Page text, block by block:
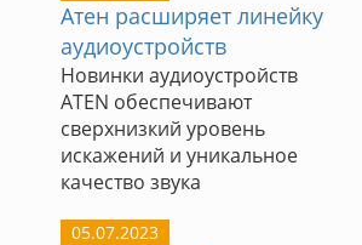
Атен расширяет линейку
аудиоустройств
Новинки аудиоустройств
ATEN обеспечивают
сверхнизкий уровень
искажений и уникальное
качество звука
05.07.2023